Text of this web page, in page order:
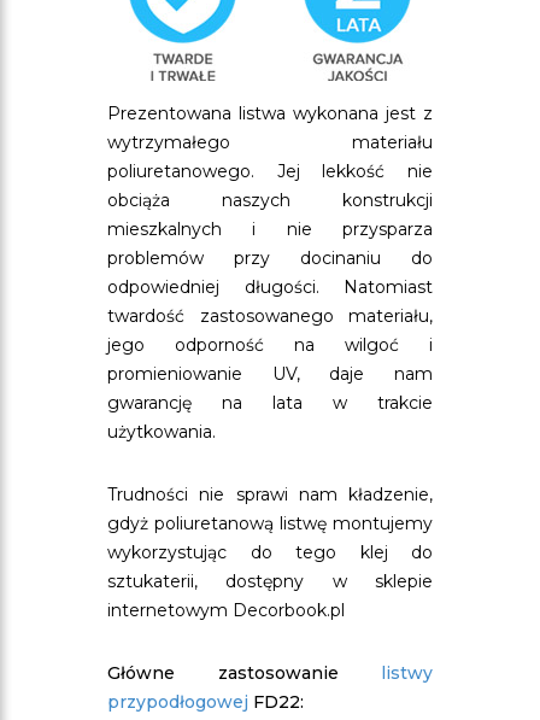
Prezentowana listwa wykonana jest z
wytrzymałego materiału
poliuretanowego. Jej lekkość nie
obciąża naszych konstrukcji
mieszkalnych i nie przysparza
problemów przy docinaniu do
odpowiedniej długości. Natomiast
twardość zastosowanego materiału,
jego odporność na wilgoć i
promieniowanie UV, daje nam
gwarancję na lata w trakcie
użytkowania.
Trudności nie sprawi nam kładzenie,
gdyż poliuretanową listwę montujemy
wykorzystując do tego klej do
sztukaterii, dostępny w sklepie
internetowym Decorbook.pl
Główne zastosowanie listwy
przypodłogowej FD22: